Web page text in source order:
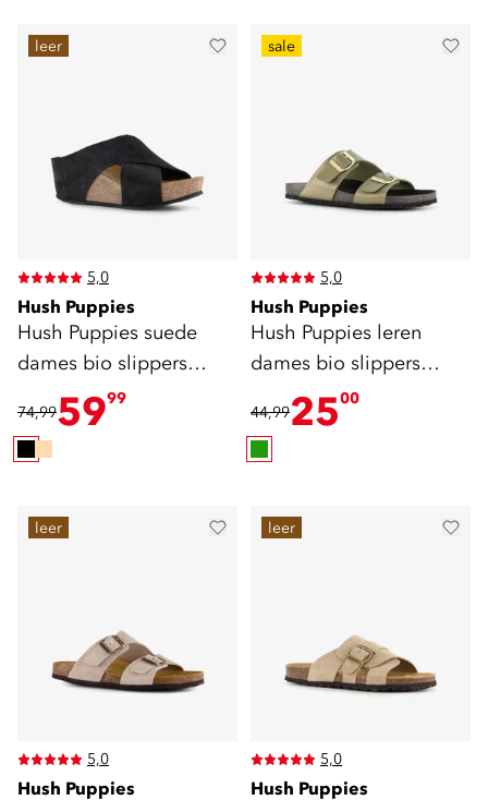
leer
5,0
Hush Puppies
Hush Puppies suede
dames bio slippers
zwart
74,995999
sale
5,0
Hush Puppies
Hush Puppies leren
dames bio slippers
groen
44,992500
leer
5,0
Hush Puppies
leer
5,0
Hush Puppies